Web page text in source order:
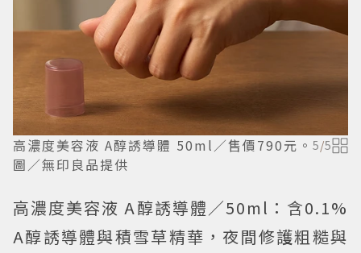
高濃度美容液 A醇誘導體 50ml／售價790元。
圖／無印良品提供
5/5
高濃度美容液 A醇誘導體／50ml：含0.1%
A醇誘導體與積雪草精華，夜間修護粗糙與